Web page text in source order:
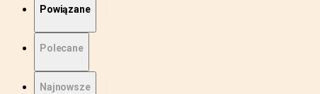
Powiązane
Polecane
Najnowsze